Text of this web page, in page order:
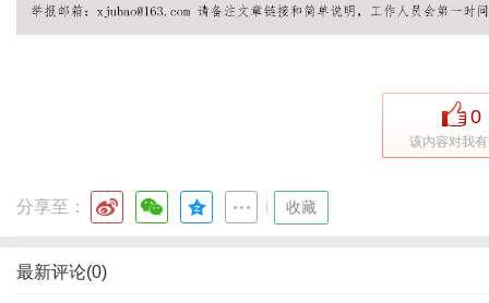
0
该内容对我
分享至： 收藏
最新评论(0)